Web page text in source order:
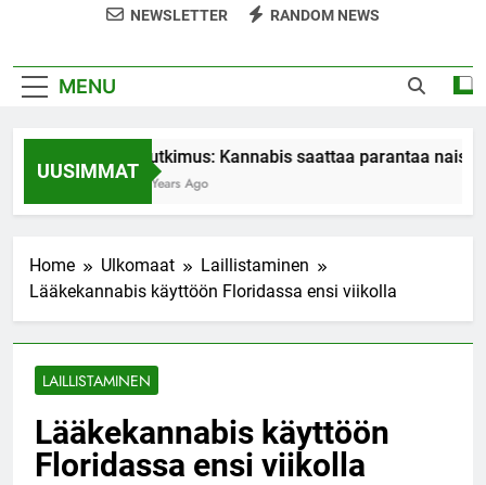
NEWSLETTER RANDOM NEWS
MENU
UUSIMMAT
Tutkimus: Kannabis saattaa parantaa
7 Years Ago
Home Ulkomaat
Laillistaminen
Lääkekannabis käyttöön Floridassa ensi viikolla
LAILLISTAMINEN
Lääkekannabis käyttöön
Floridassa ensi viikolla